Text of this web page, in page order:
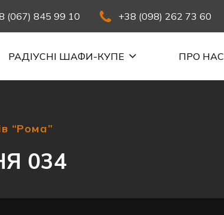
(067) 845 99 10 +38 (098) 262 73 60
РАДІУСНІ ШАФИ-КУПЕ ПРО НАС
“Рома”
034